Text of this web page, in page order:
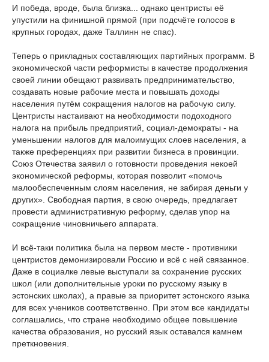
И победа, вроде, была близка... однако центристы её
упустили на финишной прямой (при подсчёте голосов в
крупных городах, даже Таллинн не спас).
Теперь о прикладных составляющих партийных программ. В
экономической части реформисты в качестве продолжения
своей линии обещают развивать предпринимательство,
создавать новые рабочие места и повышать доходы
населения путём сокращения налогов на рабочую силу.
Центристы настаивают на необходимости подоходного
налога на прибыль предприятий, социал-демократы - на
уменьшении налогов для малоимущих слоев населения, а
также преференциях при развитии бизнеса в провинции.
Союз Отечества заявил о готовности проведения некоей
экономической реформы, которая позволит «помочь
малообеспеченным слоям населения, не забирая деньги у
других». Свободная партия, в свою очередь, предлагает
провести административную реформу, сделав упор на
сокращение чиновничьего аппарата.
И всё-таки политика была на первом месте - противники
центристов демонизировали Россию и всё с ней связанное.
Даже в социалке левые выступали за сохранение русских
школ (или дополнительные уроки по русскому языку в
эстонских школах), а правые за приоритет эстонского языка
для всех учеников соответственно. При этом все кандидаты
соглашались, что стране необходимо общее повышение
качества образования, но русский язык оставался камнем
преткновения.